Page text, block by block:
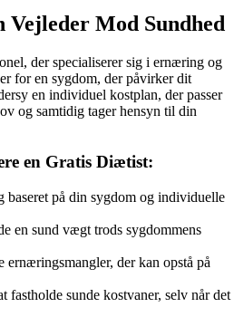
Mod Sundhed
der specialiserer sig i ernæring og
for en sygdom, der påvirker dit
en individuel kostplan, der passer
og samtidig tager hensyn til din
en Gratis Diætist:
baseret på din sygdom og individuelle
en sund vægt trods sygdommens
ernæringsmangler, der kan opstå på
fastholde sunde kostvaner, selv når det